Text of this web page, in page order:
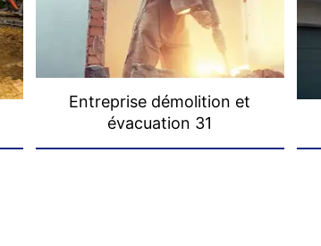
Entreprise démolition et
évacuation 31